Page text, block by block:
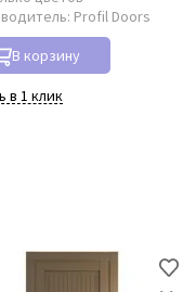
Profil Doors
В корзину
в 1 клик